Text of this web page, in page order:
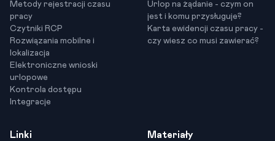
Metody rejestracji czasu
pracy
Czytniki RCP
Rozwiązania mobilne i
lokalizacja
Elektroniczne wnioski
urlopowe
Kontrola dostępu
Integracje
Urlop na żądanie - czym on
jest i komu przysługuje?
Karta ewidencji czasu pracy -
czy wiesz co musi zawierać?
Linki Materiały